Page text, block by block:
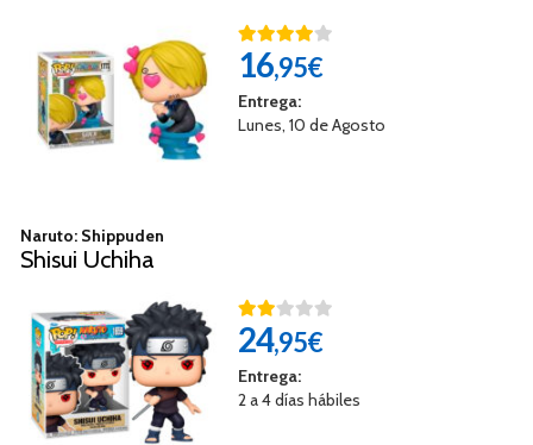
16,95€
Entrega:
Lunes, 10 de Agosto
Naruto: Shippuden
Shisui Uchiha
24,95€
Entrega:
2 a 4 días hábiles